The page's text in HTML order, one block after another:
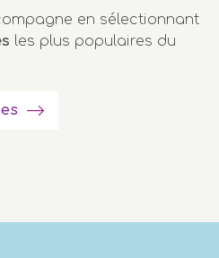
en sélectionnant
les plus populaires du